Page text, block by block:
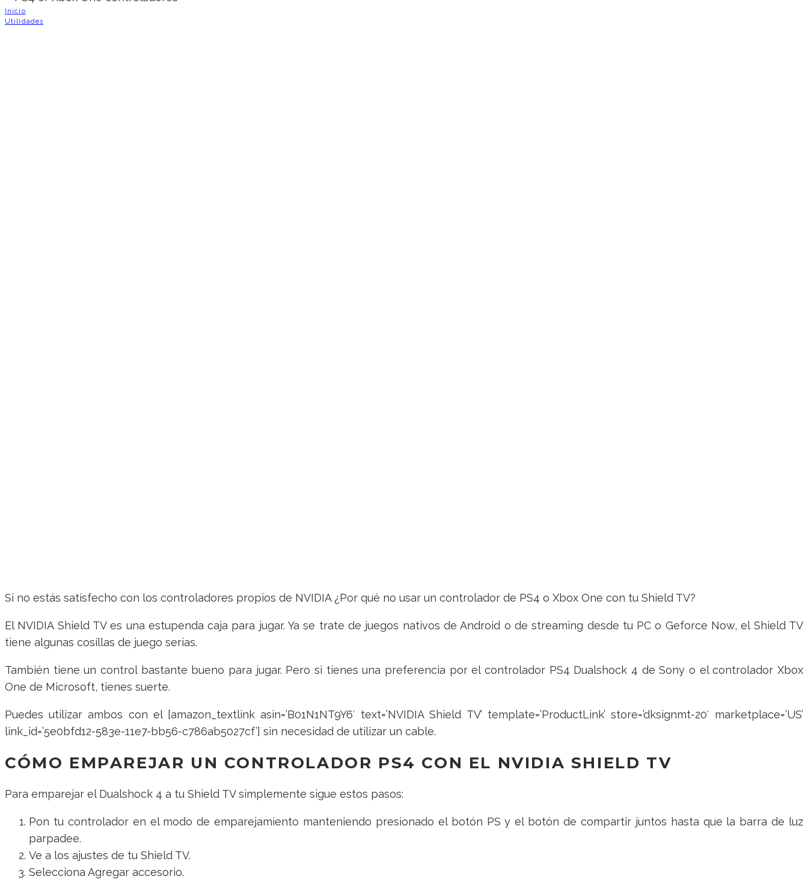
Inicio
Utilidades
Si no estás satisfecho con los controladores propios de NVIDIA ¿Por qué no usar un controlador de PS4 o Xbox One con tu Shield TV?
El NVIDIA Shield TV es una estupenda caja para jugar. Ya se trate de juegos nativos de Android o de streaming desde tu PC o Geforce Now, el Shield TV
tiene algunas cosillas de juego serias.
También tiene un control bastante bueno para jugar. Pero si tienes una preferencia por el controlador PS4 Dualshock 4 de Sony o el controlador Xbox
One de Microsoft, tienes suerte.
Puedes utilizar ambos con el [amazon_textlink asin=’B01N1NT9Y6′ text=’NVIDIA Shield TV’ template=’ProductLink’ store=’dksignmt-20′ marketplace=’US’
link_id=’5e0bfd12-583e-11e7-bb56-c786ab5027cf’] sin necesidad de utilizar un cable.
CÓMO EMPAREJAR UN CONTROLADOR PS4 CON EL NVIDIA SHIELD TV
Para emparejar el Dualshock 4 a tu Shield TV simplemente sigue estos pasos:
Pon tu controlador en el modo de emparejamiento manteniendo presionado el botón PS y el botón de compartir juntos hasta que la barra de luz
parpadee.
Ve a los ajustes de tu Shield TV.
Selecciona Agregar accesorio.